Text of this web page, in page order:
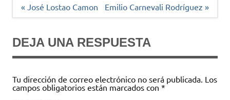
Navegación
« José Lostao Camon Emilio Carnevali Rodríguez »
DEJA UNA RESPUESTA
Tu dirección de correo electrónico no será publicada. Los
campos obligatorios están marcados con *